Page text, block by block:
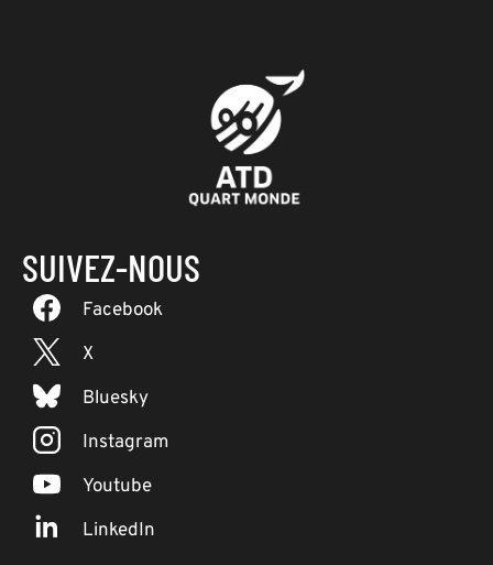
SUIVEZ-NOUS
Facebook
X
Bluesky
Instagram
Youtube
LinkedIn